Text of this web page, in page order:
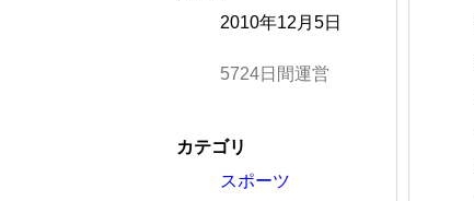
2010年12月5日
5724日間運営
カテゴリ
スポーツ